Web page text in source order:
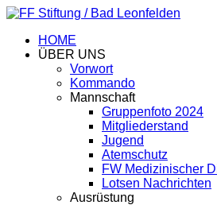
HOME
ÜBER UNS
Vorwort
Kommando
Mannschaft
Gruppenfoto 2024
Mitgliederstand
Jugend
Atemschutz
FW Medizinischer
Lotsen Nachrichten
Ausrüstung